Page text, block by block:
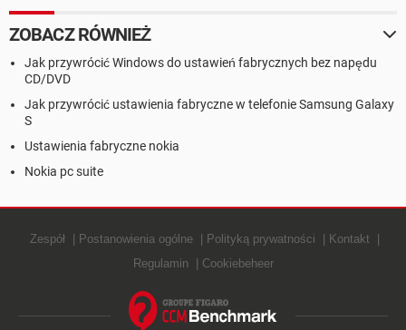
ZOBACZ RÓWNIEŻ
Jak przywrócić Windows do ustawień fabrycznych bez napędu
CD/DVD
Jak przywrócić ustawienia fabryczne w telefonie Samsung Galaxy
S
Ustawienia fabryczne nokia
Nokia pc suite
Zespół Postanowienia ogólne Polityką prywatności
Kontakt
Regulamin
Cookiebeheer